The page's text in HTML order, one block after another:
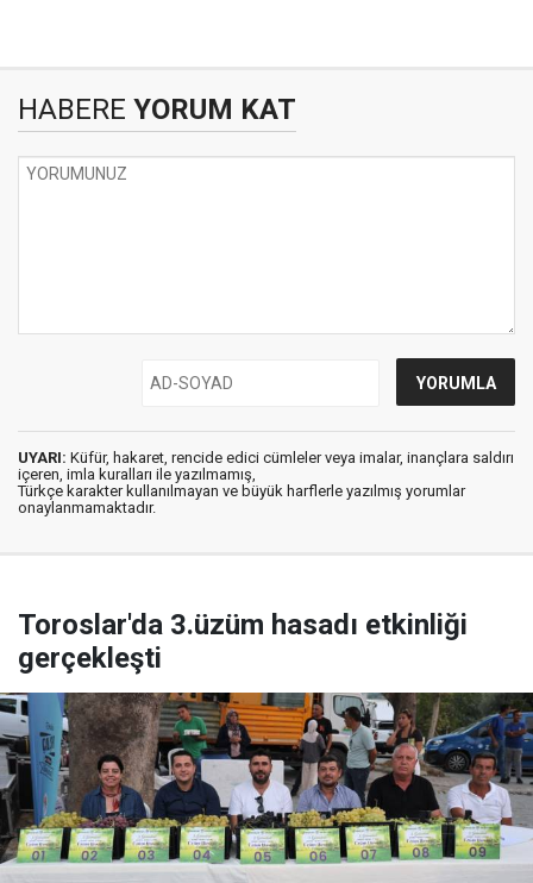
HABERE YORUM KAT
UYARI: Küfür, hakaret, rencide edici cümleler veya imalar, inançlara saldırı
içeren, imla kuralları ile yazılmamış,
Türkçe karakter kullanılmayan ve büyük harflerle yazılmış yorumlar
onaylanmamaktadır.
Toroslar'da 3.üzüm hasadı etkinliği
gerçekleşti